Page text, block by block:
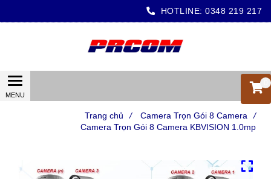
HOTLINE: 0348 219 217
Trang chủ / Camera Trọn Gói 8 Camera
/
Camera Trọn Gói 8 Camera KBVISION 1.0mp